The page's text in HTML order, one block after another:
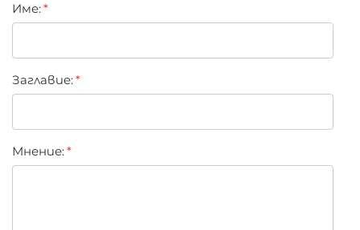
star
stars
stars
stars
stars
Име:
Заглавиe:
Мнение: